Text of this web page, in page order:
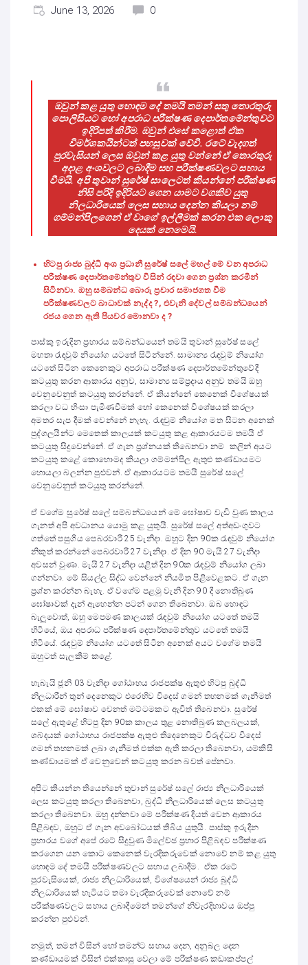
June 13, 2026 0
ඔවුන් කළ යුතු හොඳම දේ තමයි තමන් සතු තොරතුරු
පොලිසියට හෝ අපරාධ පරීක්ෂණ දෙපාර්තමේන්තුවට
ඉදිරිපත් කිරීම. ඔවුන් එසේ කළොත් ඒක
විමර්ශකයින්ටත් පහසුවක් වේවි. රටේ වැදගත්
පුරවැසියන් ලෙස ඔවුන් කළ යුතු වන්නේ ඒ තොරතුරු
අදාළ අංශවලට ලබාදීම සහ පරීක්ෂණවලට සහාය
වීමයි. අපි තුවාන් සුරේෂ් සාලෙටත් කියන්නේ පරීක්ෂණ
නිසි පරිදි ඉදිරියට ගෙන යාමට වගකිව යුතු
නිලධාරියෙක් ලෙස සහාය දෙන්න කියලා නම්
ගම්මන්පිලගෙන් ඒ වාගේ ඉල්ලීමක් කරන එක ලොකු
දෙයක් නෙමෙයි.
හිටපු රාජ්‍ය බුද්ධි අංශ ප්‍රධානී සුරේෂ් සලේ මහල් මේ වන අපරාධ
පරීක්ෂණ දෙපාර්තමේන්තුව විසින් රඳවා ගෙන ප්‍රශ්න කරමින්
සිටිනවා. ඔහු සම්බන්ධ බොරු ප්‍රචාර සමාජගත වීම
පරීක්ෂණවලට බාධාවක් නැද්ද ?, එවැනි දේවල් සම්බන්ධයෙන්
රජය ගෙන ඇති පියවර මොනවා ද ?
පාස්කු ඉරුදින ප්‍රහාරය සම්බන්ධයෙන් තමයි තුවාන් සුරේෂ් සලේ
මහතා රැඳවුම් නියෝග යටතේ සිටින්නේ. සාමාන්‍ය රැඳවුම් නියෝග
යටතේ සිටින කෙනෙකුට අපරාධ පරීක්ෂණ දෙපාර්තමේන්තුවේදී
කටයුතු කරන ආකාරය අනුව, සාමාන්‍ය සම්ප්‍රදාය අනුව තමයි ඔහු
වෙනුවෙනුත් කටයුතු කරන්නේ. ඒ කියන්නේ කෙනෙක් විශේෂයක්
කරලා වධ හිංසා පැමිණවීමක් හෝ කෙනෙක් විශේෂයක් කරලා
අමතර සැප දීමක් වෙන්නේ නැහැ. රැඳවුම් නියෝග මත සිටන අනෙක්
පුද්ගලයින්ට මෙතෙක් කාලයක් කටයුතු කළ ආකාරයටම තමයි ඒ
කටයුතු සිදුවෙන්නේ. ඒ ගැන ප්‍රශ්නයක් තිබෙනවා නම් කලින් අයට
කටයුතු කළේ කොහොමද කියලා ගම්මන්පිල ඇතුළු කණ්ඩායමට
හොයලා බලන්න පුළුවන්. ඒ ආකාරයටම තමයි සුරේෂ් සලේ
වෙනුවෙනුත් කටයුතු කරන්නේ.
ඒ වගේම සුරේෂ් සලේ සම්බන්ධයෙන් මේ ඝෝෂාව වැඩි වුණ කාලය
ගැනත් අපි අවධානය යොමු කළ යුතුයි. සුරේෂ් සලේ අත්අඩංගුවට
ගත්තේ පසුගිය පෙබරවාරී 25 වැනිදා. ඔහුට දින 90ක රැඳවුම් නියෝග
නිකුත් කරන්නේ පෙබරවාරී 27 වැනිදා. ඒ දින 90 මැයි 27 වැනිදා
අවසන් වුණා. මැයි 27 වැනිදා යළිත් දින 90ක රැඳවුම් නියෝග ලබා
ගන්නවා. මේ සියල්ල සිද්ධ වෙන්නේ නියමිත පිළිවෙළකට. ඒ ගැන
ප්‍රශ්න කරන්න බැහැ. ඒ වගේම පළමු වැනි දින 90 දී නොතිබුණ
ඝෝෂාවක් දැන් ඇහෙන්න පටන් ගෙන තිබෙනවා. ඔබ හොඳට
බැලුවොත්, ඔහු මෙපමණ කාලයක් රැඳවුම් නියෝග යටතේ තමයි
හිටියේ, ඔය අපරාධ පරීක්ෂණ දෙපාර්තමේන්තුව යටතේ තමයි
හිටියේ. රැඳවුම් නියෝග යටතේ සිටින අනෙක් අයට වගේම තමයි
ඔහුටත් සැලකීම් කළේ.
හැබැයි ජූනි 03 වැනිදා ගෝඨාභය රාජපක්ෂ ඇතුළු හිටපු බුද්ධි
නිලධාරීන් තුන් දෙනෙකුට එරෙහිව විදෙස් ගමන් තහනමක් ගැනීමත්
එකක් මේ ඝෝෂාව වෙනත් මට්ටමකට ඇවිත් තිබෙනවා. සුරේෂ්
සලේ ඇතුළේ හිටපු දින 90ක කාලය තුළ නොතිබුණ කලබලයක්,
ශබ්දයක් ගෝඨාභය රාජපක්ෂ ඇතුළු තිදෙනෙකුට විරුද්ධව විදෙස්
ගමන් තහනමක් ලබා ගැනීමත් එක්ක ඇති කරලා තිබෙනවා, යම්කිසි
කණ්ඩායමක් ඒ වෙනුවෙන් කටයුතු කරන බවත් පේනවා.
අපිට කියන්න තියෙන්නේ තුවාන් සුරේෂ් සලේ රාජ්‍ය නිලධාරියෙක්
ලෙස කටයුතු කරලා තිබෙනවා, බුද්ධි නිලධාරියෙක් ලෙස කටයුතු
කරලා තිබෙනවා. ඔහු දන්නවා මේ පරීක්ෂණ දියත් වෙන ආකාරය
පිළිබඳව, ඔහුට ඒ ගැන අවබෝධයක් තිබිය යුතුයි. පාස්කු ඉරුදින
ප්‍රහාරය වගේ අපේ රටේ සිදුවුණ මිලේච්ඡ ප්‍රහාර පිළිබඳව පරීක්ෂණ
කරගෙන යන කොට කෙනෙක් වැරදිකරුවෙක් නොවේ නම් කළ යුතු
හොඳම දේ තමයි පරීක්ෂණවලට සහාය ලබාදීම. ඒක රටේ
පුරවැසියෙක්, රාජ්‍ය නිලධාරියෙක්, විශේෂයෙන් රාජ්‍ය බුද්ධි
නිලධාරියෙක් හැටියට තමා වැරදිකරුවෙක් නොවේ නම්
පරීක්ෂණවලට සහාය ලබාදීමෙන් තමන්ගේ නිවැරදිභාවය ඔප්පු
කරන්න පුළුවන්.
නමුත්, තමන් විසින් හෝ තමන්ට සහාය දෙන, අනුබල දෙන
කණ්ඩායමක් විසින් එක්කාසු වෙලා මේ පරීක්ෂණ කඩාකප්පල්